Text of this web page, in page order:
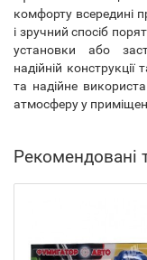
комфорту всередині
і зручний спосіб
установки або
надійній
та надійне
атмосферу у
Рекомендовані